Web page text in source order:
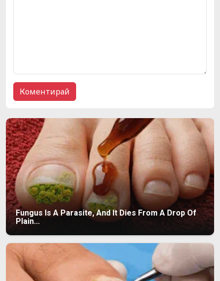
Fungus Is A Parasite, And It Dies From A Drop Of
Plain...